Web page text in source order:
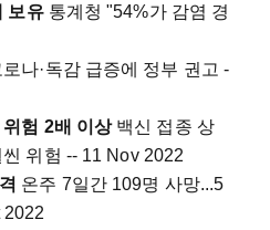
보유통계청 "54%가 감염 경
로나·독감 급증에 정부 권고 -
험 2배 이상백신 접종 상
위험 -- 11 Nov 2022
온주 7일간 109명 사망...5
2022